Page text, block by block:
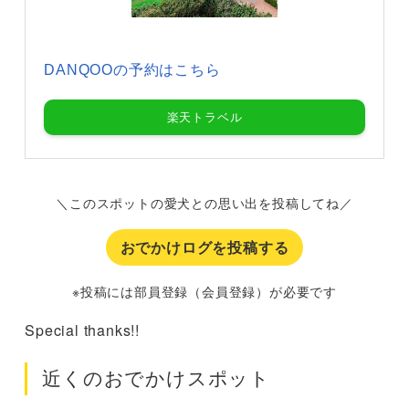
DANQOOの予約はこちら
楽天トラベル
＼このスポットの愛犬との思い出を投稿してね／
おでかけログを投稿する
※投稿には部員登録（会員登録）が必要です
Special thanks!!
近くのおでかけスポット